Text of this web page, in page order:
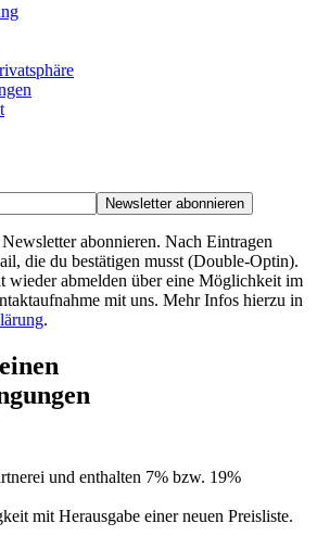
abonnieren. Nach Eintragen
die du bestätigen musst (Double-Optin).
wieder abmelden über eine Möglichkeit im
mit uns. Mehr Infos hierzu in
.
und enthalten 7% bzw. 19%
mit Herausgabe einer neuen Preisliste.